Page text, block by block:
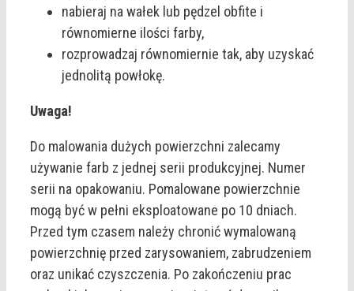
nabieraj na wałek lub pędzel obfite i
równomierne ilości farby,
rozprowadzaj równomiernie tak, aby uzyskać
jednolitą powłokę.
Uwaga!
Do malowania dużych powierzchni zalecamy
używanie farb z jednej serii produkcyjnej. Numer
serii na opakowaniu. Pomalowane powierzchnie
mogą być w pełni eksploatowane po 10 dniach.
Przed tym czasem należy chronić wymalowaną
powierzchnię przed zarysowaniem, zabrudzeniem
oraz unikać czyszczenia. Po zakończeniu prac